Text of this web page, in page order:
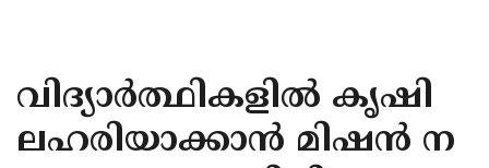
KANNUR
KASARAGOD
വിദ്യാർത്ഥികളിൽ കൃഷി
ലഹരിയാക്കാൻ മിഷൻ ന